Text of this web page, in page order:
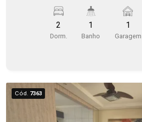
com churrasqueira, campo de
salão de festa.
2
Dorm.
1
Banho
1
Garagem
Cód. 7363